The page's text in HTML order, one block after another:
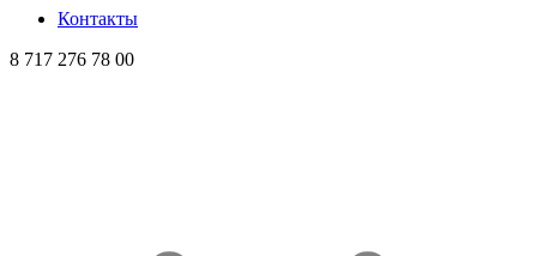
Контакты
8 717 276 78 00